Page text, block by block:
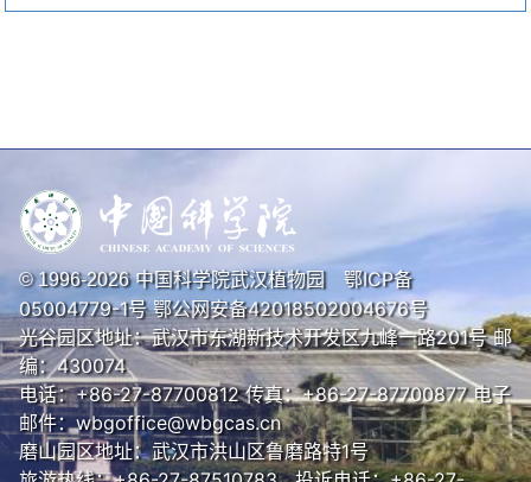
© 1996-2026中国科学院武汉植物园 鄂ICP备
05004779-1号鄂公网安备42018502004676号
光谷园区地址：武汉市东湖新技术开发区九峰一路201号 邮
编：430074
电话：+86-27-87700812 传真：+86-27-87700877 电子
邮件：wbgoffice@wbgcas.cn
磨山园区地址：武汉市洪山区鲁磨路特1号